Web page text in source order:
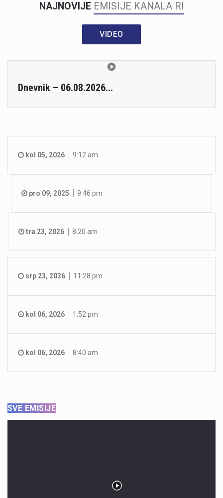
NAJNOVIJE EMISIJE KANALA RI
VIDEO
Dnevnik – 06.08.2026...
kol 05, 2026 9:12 am
pro 09, 2025 9:46 pm
tra 23, 2026 8:20 am
srp 23, 2026 11:28 pm
kol 06, 2026 1:52 pm
kol 06, 2026 8:40 am
SVE EMISIJE